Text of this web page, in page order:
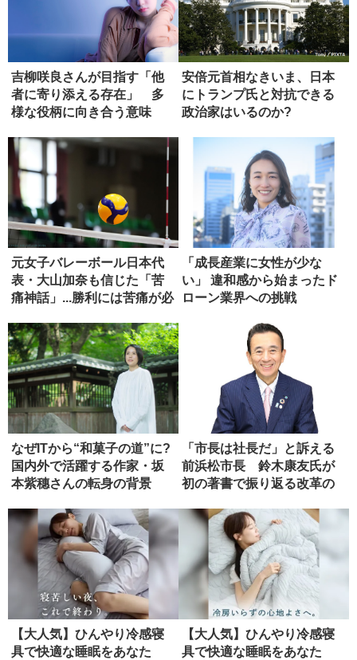
吉柳咲良さんが目指す「他
者に寄り添える存在」 多
様な役柄に向き合う意味
安倍元首相なきいま、日本
にトランプ氏と対抗できる
政治家はいるのか?
元女子バレーボール日本代
表・大山加奈も信じた「苦
痛神話」...勝利には苦痛が必
「成長産業に女性が少な
い」 違和感から始まったド
ローン業界への挑戦
なぜITから“和菓子の道”に?
国内外で活躍する作家・坂
本紫穗さんの転身の背景
「市長は社長だ」と訴える
前浜松市長 鈴木康友氏が
初の著書で振り返る改革の
【大人気】ひんやり冷感寝
具で快適な睡眠をあなた
【大人気】ひんやり冷感寝
具で快適な睡眠をあなた